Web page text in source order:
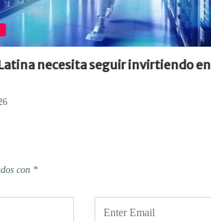
necesita seguir invirtiendo en
con *